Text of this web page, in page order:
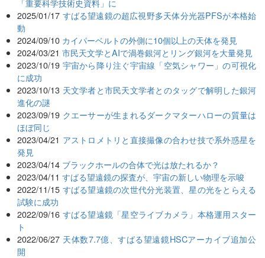
2025/01/17 すばる望遠鏡の超広視野多天体分光器PFSが本格始
動
2024/09/10 カイパーベルトの外側に10個以上の天体を発見
2024/03/21 市民天文学とAIで渦巻銀河とリング銀河を大量発見
2023/10/19 宇宙から降り注ぐ宇宙線「空気シャワー」の可視化
に成功
2023/10/13 天文学者と市民天文学者とのタッグで解明した銀河
進化の謎
2023/09/19 クエーサーが生まれるダークマターハローの質量は
ほぼ同じ
2023/04/21 アストロメトリと直接撮像の合わせ技で系外惑星を
発見
2023/04/14 ブラックホールの合体で光は放たれるか？
2023/04/11 すばる望遠鏡の探査が、宇宙の新しい物理を示唆
2022/11/15 すばる望遠鏡の次世代分光装置、星の光をとらえる
試験に成功
2022/09/16 すばる望遠鏡「星空ライブカメラ」本格運用スター
ト
2022/06/27 天体数7.7億、すばる望遠鏡HSCアーカイブ追加公
開